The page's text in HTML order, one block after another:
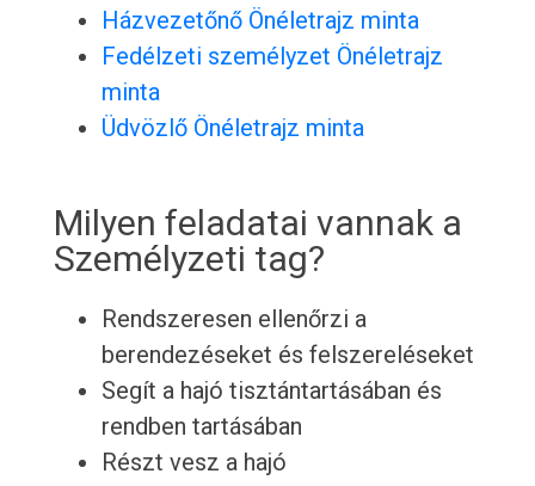
Házvezetőnő Önéletrajz minta
Fedélzeti személyzet Önéletrajz
minta
Üdvözlő Önéletrajz minta
Milyen feladatai vannak a
Személyzeti tag?
Rendszeresen ellenőrzi a
berendezéseket és felszereléseket
Segít a hajó tisztántartásában és
rendben tartásában
Részt vesz a hajó